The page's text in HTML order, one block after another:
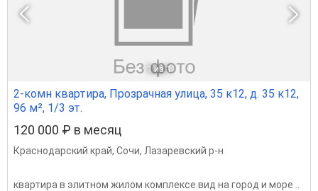
1 из 1
2-комн квартира, Прозрачная улица, 35 к12, д. 35 к12,
96 м², 1/3 эт.
120 000 ₽ в месяц
Краснодарский край, Сочи, Лазаревский р-н
квартира в элитном жилом комплексе.вид на город и море ..